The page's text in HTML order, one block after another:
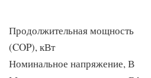
Продолжительная мощность
(COP), кВт
Номинальное напряжение, В